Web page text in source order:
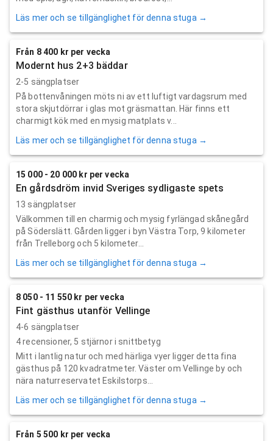
Läs mer och se tillgänglighet för denna stuga →
Från 8 400 kr per vecka
Modernt hus 2+3 bäddar
2-5 sängplatser
På bottenvåningen möts ni av ett luftigt vardagsrum med
stora skjutdörrar i glas mot gräsmattan. Här finns ett
charmigt kök med en mysig matplats v...
Läs mer och se tillgänglighet för denna stuga →
15 000 - 20 000 kr per vecka
En gårdsdröm invid Sveriges sydligaste spets
13 sängplatser
Välkommen till en charmig och mysig fyrlängad skånegård
på Söderslätt. Gården ligger i byn Västra Torp, 9 kilometer
från Trelleborg och 5 kilometer...
Läs mer och se tillgänglighet för denna stuga →
8 050 - 11 550 kr per vecka
Fint gästhus utanför Vellinge
4-6 sängplatser
4recensioner, 5 stjärnor i snittbetyg
Mitt i lantlig natur och med härliga vyer ligger detta fina
gästhus på 120 kvadratmeter. Väster om Vellinge by och
nära naturreservatet Eskilstorps...
Läs mer och se tillgänglighet för denna stuga →
Från 5 500 kr per vecka